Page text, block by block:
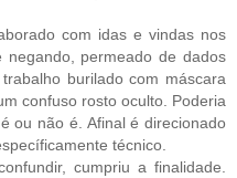
com idas e vindas nos
negando, permeado de dados
burilado com máscara
confuso rosto oculto. Poderia
ou não é. Afinal é direcionado
técnico.
cumpriu a finalidade.